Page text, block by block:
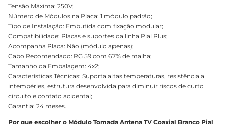
Tensão Máxima: 250V;
Número de Módulos na Placa: 1 módulo padrão;
Tipo de Instalação: Embutida com fixação modular;
Compatibilidade: Placas e suportes da linha Pial Plus;
Acompanha Placa: Não (módulo apenas);
Cabo Recomendado: RG 59 com 67% de malha;
Tamanho da Embalagem: 4x2;
Características Técnicas: Suporta altas temperaturas, resistência a
intempéries, estrutura desenvolvida para diminuir riscos de curto
circuito e contato acidental;
Garantia: 24 meses.
Por que escolher o Módulo Tomada Antena TV Coaxial Branco Pial